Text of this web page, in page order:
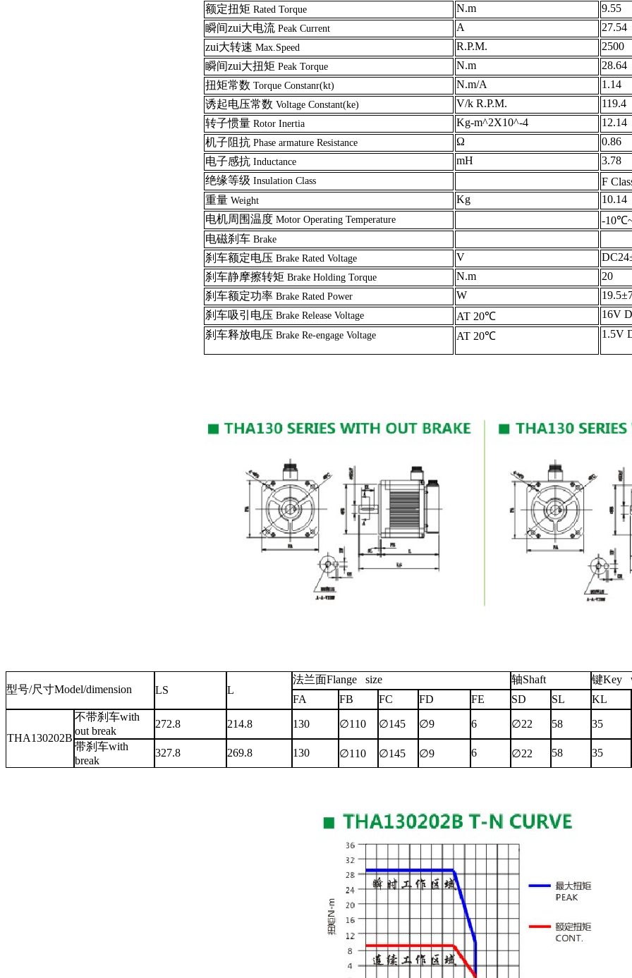
额定扭矩 Rated Torque N.m
9.55
瞬间zui大电流 Peak Current A
27.54
zui大转速 Max.Speed R.P.M.
2500
瞬间zui大扭矩 Peak Torque N.m
28.64
扭矩常数 Torque Constanr(kt) N.m/A
1.14
诱起电压常数 Voltage Constant(ke) V/k R.P.M.
119.4
转子惯量 Rotor Inertia Kg-m^2X10^-4
12.14
机子阻抗 Phase armature Resistance Ω
0.86
电子感抗 Inductance mH
3.78
绝缘等级 Insulation Class
F
重量 Weight Kg
10.14
电机周围温度 Motor Operating Temperature
-
电磁刹车 Brake
刹车额定电压 Brake Rated Voltage V
刹车静摩擦转矩 Brake Holding Torque N.m
20
刹车额定功率 Brake Rated Power W
刹车吸引电压 Brake Release Voltage AT 20℃
16V
刹车释放电压 Brake Re-engage Voltage AT 20℃ 1.5V
型号/尺寸Model/dimension LS L
法兰面Flange size 轴Shaft
键Key
FA
FB FC FD FE SD SL KL
THA130202B
不带刹车with
out break
272.8 214.8 130 ∅110 ∅145 ∅9 6 ∅22 58 35
带刹车with
break
327.8 269.8 130 ∅110 ∅145 ∅9 6 ∅22 58 35